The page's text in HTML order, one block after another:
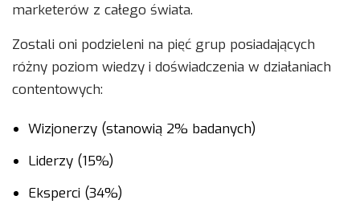
marketerów z całego świata.
Zostali oni podzieleni na pięć grup posiadających
różny poziom wiedzy i doświadczenia w działaniach
contentowych:
Wizjonerzy (stanowią 2% badanych)
Liderzy (15%)
Eksperci (34%)